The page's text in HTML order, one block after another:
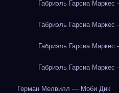
Габриэль Гарсиа
Габриэль Гарсиа
Габриэль Гарсиа
Габриэль Гарсиа
Герман Мелвилл — Моби Дик